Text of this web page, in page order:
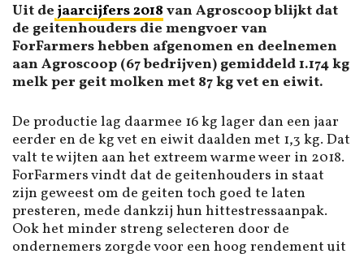
Uit de jaarcijfers 2018 van Agroscoop blijkt dat
de geitenhouders die mengvoer van
ForFarmers hebben afgenomen en deelnemen
aan Agroscoop (67 bedrijven) gemiddeld 1.174 kg
melk per geit molken met 87 kg vet en eiwit.
De productie lag daarmee 16 kg lager dan een jaar
eerder en de kg vet en eiwit daalden met 1,3 kg. Dat
valt te wijten aan het extreem warme weer in 2018.
ForFarmers vindt dat de geitenhouders in staat
zijn geweest om de geiten toch goed te laten
presteren, mede dankzij hun hittestressaanpak.
Ook het minder streng selecteren door de
ondernemers zorgde voor een hoog rendement uit